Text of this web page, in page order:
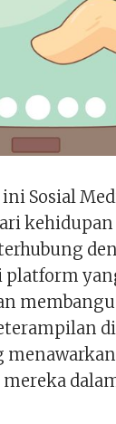
Sosial
platform
di